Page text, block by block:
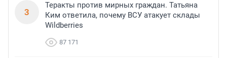
3
Теракты против мирных граждан. Татьяна
Ким ответила, почему ВСУ атакует склады
Wildberries
87 171